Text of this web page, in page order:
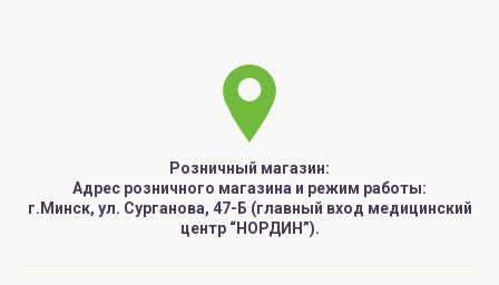
Розничный магазин:
Адрес розничного магазина и режим работы:
г.Минск, ул. Сурганова, 47-Б (главный вход медицинский
центр “НОРДИН”).